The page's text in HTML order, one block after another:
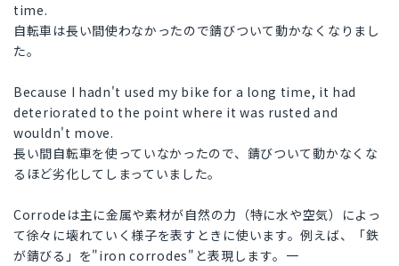
time.
自転車は長い間使わなかったので錆びついて動かなくなりまし
た。
Because I hadn't used my bike for a long time, it had
deteriorated to the point where it was rusted and
wouldn't move.
長い間自転車を使っていなかったので、錆びついて動かなくな
るほど劣化してしまっていました。
Corrodeは主に金属や素材が自然の力（特に水や空気）によっ
て徐々に壊れていく様子を表すときに使います。例えば、「鉄
が錆びる」を"iron corrodes"と表現します。一